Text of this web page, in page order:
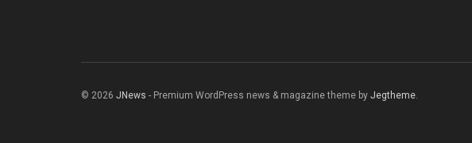
© 2026 JNews - Premium WordPress news & magazine theme by Jegtheme.